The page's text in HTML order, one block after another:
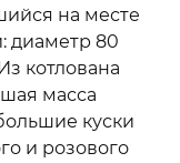
на месте
диаметр 80
котлована
масса
куски
и розового